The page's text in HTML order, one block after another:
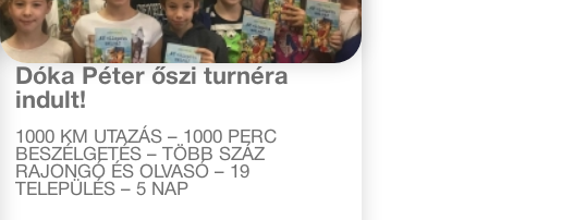
2018. október 2.
Dóka Péter őszi turnéra
indult!
1000 KM UTAZÁS – 1000 PERC
BESZÉLGETÉS – TÖBB SZÁZ
RAJONGÓ ÉS OLVASÓ – 19
TELEPÜLÉS – 5 NAP